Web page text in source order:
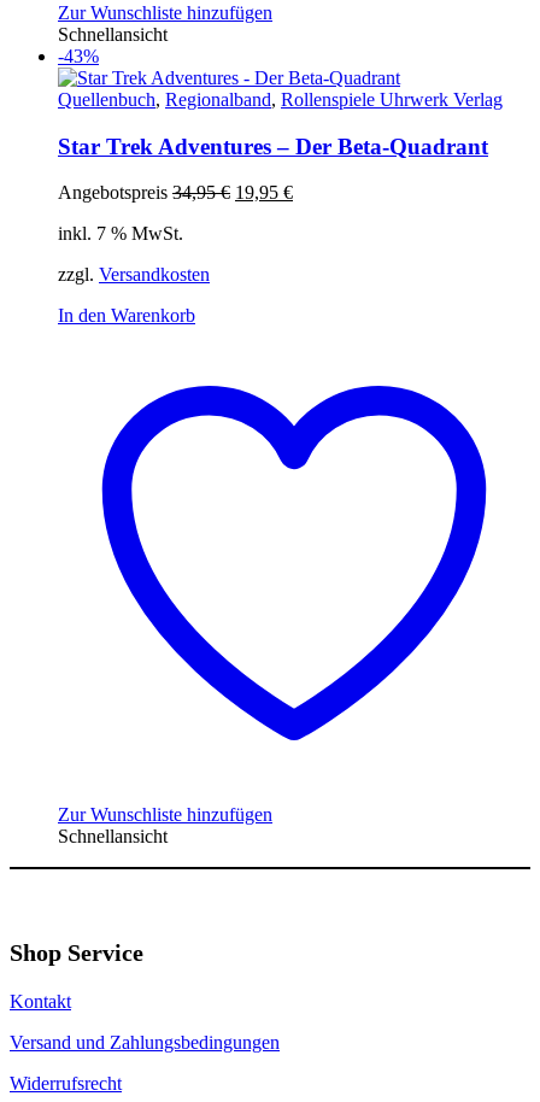
Zur Wunschliste hinzufügen
Schnellansicht
-43%
Quellenbuch, Regionalband, Rollenspiele Uhrwerk Verlag
Star Trek Adventures – Der Beta-Quadrant
Angebotspreis 34,95€ Ursprünglicher
19,95 €Aktueller
inkl. 7 % MwSt.
zzgl. Versandkosten
In den Warenkorb
Zur Wunschliste hinzufügen
Schnellansicht
Shop Service
Kontakt
Versand und Zahlungsbedingungen
Widerrufsrecht